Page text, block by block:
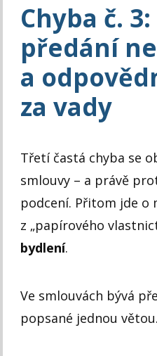
Chyba č.
předání
a
za vady
Třetí častá chyba se
smlouvy – a právě
podcení. Přitom jde o
z „papírového
bydlení.
Ve smlouvách bývá
popsané jednou